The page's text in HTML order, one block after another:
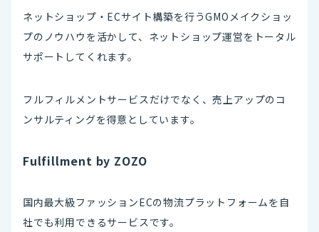
ネットショップ・ECサイト構築を行うGMOメイクショッ
プのノウハウを活かして、ネットショップ運営をトータル
サポートしてくれます。
フルフィルメントサービスだけでなく、売上アップのコ
ンサルティングを得意としています。
Fulfillment by ZOZO
国内最大級ファッションECの物流プラットフォームを自
社でも利用できるサービスです。